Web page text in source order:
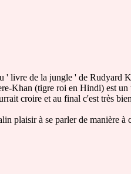
' livre de la jungle ' de Rudyard
Khan (tigre roi en Hindi) est
croire et au final c'est très
plaisir à se parler de manière à